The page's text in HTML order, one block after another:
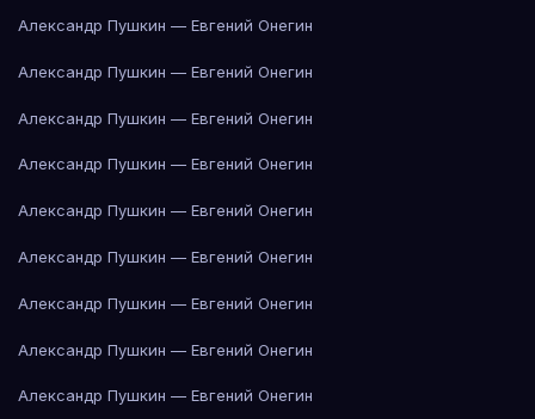
Александр Пушкин — Евгений Онегин
Александр Пушкин — Евгений Онегин
Александр Пушкин — Евгений Онегин
Александр Пушкин — Евгений Онегин
Александр Пушкин — Евгений Онегин
Александр Пушкин — Евгений Онегин
Александр Пушкин — Евгений Онегин
Александр Пушкин — Евгений Онегин
Александр Пушкин — Евгений Онегин